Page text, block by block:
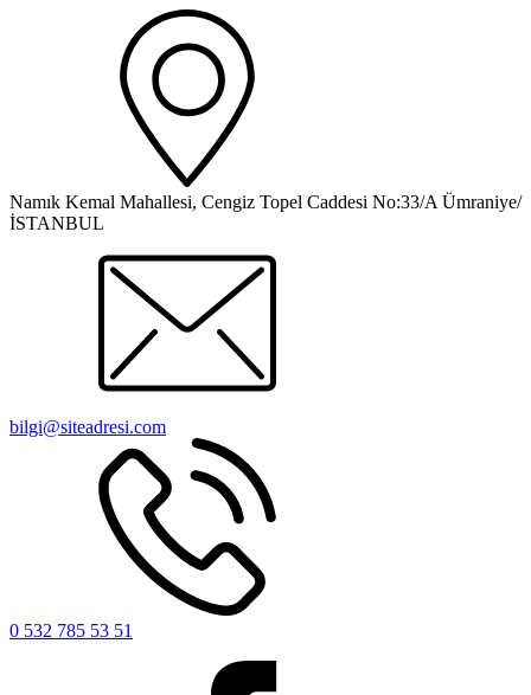
Namık Kemal Mahallesi, Cengiz Topel Caddesi No:33/A Ümraniye/
İSTANBUL
bilgi@siteadresi.com
0 532 785 53 51